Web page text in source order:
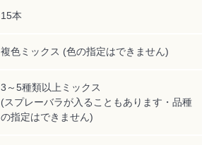
15本
複色ミックス (色の指定はできません)
3～5種類以上ミックス
(スプレーバラが入ることもあります・品種
の指定はできません)